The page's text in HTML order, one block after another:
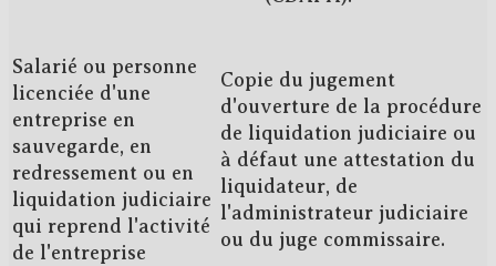
Salarié ou personne
licenciée d'une
entreprise en
sauvegarde, en
redressement ou en
liquidation judiciaire
qui reprend l'activité
de l'entreprise
Copie du jugement
d'ouverture de la procédure
de liquidation judiciaire ou
à défaut une attestation du
liquidateur, de
l'administrateur judiciaire
ou du juge commissaire.